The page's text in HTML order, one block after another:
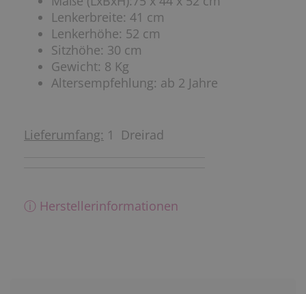
Lenkerbreite: 41 cm
Lenkerhöhe: 52 cm
Sitzhöhe: 30 cm
Gewicht: 8 Kg
Altersempfehlung: ab 2 Jahre
Lieferumfang: 1 Dreirad
ⓘ Herstellerinformationen